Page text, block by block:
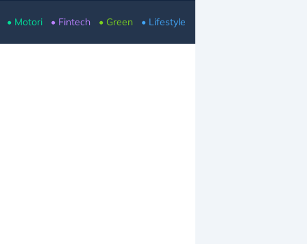
• Motori • Fintech • Green • Lifestyle